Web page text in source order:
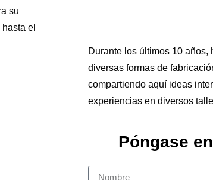
su
el
Durante los últimos 10 años,
diversas formas de
compartiendo aquí ideas
experiencias en diversos
Póngase